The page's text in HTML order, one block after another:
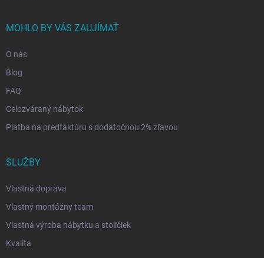
MOHLO BY VÁS ZAUJÍMAŤ
O nás
Blog
FAQ
Celozváraný nábytok
Platba na predfaktúru s dodatočnou 2% zľavou
SLUŽBY
Vlastná doprava
Vlastný montážny team
Vlastná výroba nábytku a stoličiek
Kvalita